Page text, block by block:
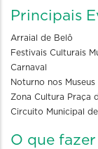
Principais
Arraial de Belô
Festivais Culturais
Carnaval
Noturno nos Museus
Zona Cultura Praça
Circuito Municipal
O que fazer